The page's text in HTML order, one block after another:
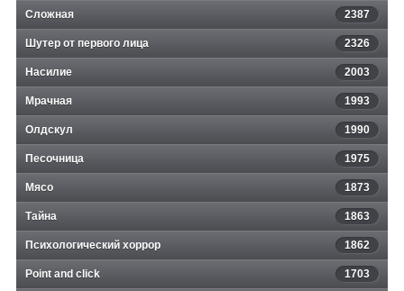
Сложная 2387
Шутер от первого лица 2326
Насилие 2003
Мрачная 1993
Олдскул 1990
Песочница 1975
Мясо 1873
Тайна 1863
Психологический хоррор 1862
Point and click 1703